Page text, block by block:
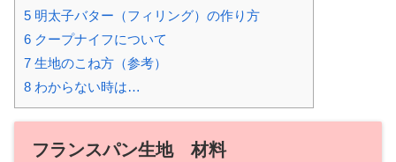
5 明太子バター（フィリング）の作り方
6 クープナイフについて
7 生地のこね方（参考）
8 わからない時は…
フランスパン生地 材料